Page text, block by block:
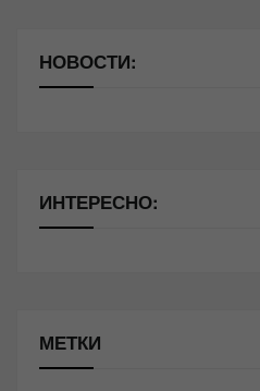
НОВОСТИ:
ИНТЕРЕСНО:
МЕТКИ